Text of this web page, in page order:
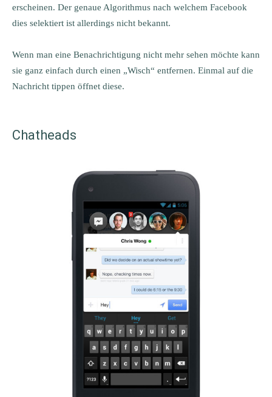
erscheinen. Der genaue Algorithmus nach welchem Facebook
dies selektiert ist allerdings nicht bekannt.
Wenn man eine Benachrichtigung nicht mehr sehen möchte kann
sie ganz einfach durch einen „Wisch“ entfernen. Einmal auf die
Nachricht tippen öffnet diese.
Chatheads